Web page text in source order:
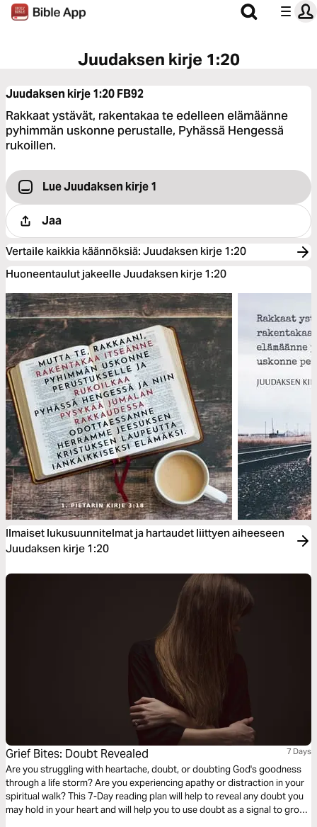
Juudaksen kirje 1:20
Juudaksen kirje 1:20FB92
Rakkaat ystävät, rakentakaa te edelleen elämäänne
pyhimmän uskonne perustalle, Pyhässä Hengessä
rukoillen.
Lue Juudaksen kirje 1
Jaa
Vertaile kaikkia käännöksiä: Juudaksen kirje 1:20
Huoneentaulut jakeelle Juudaksen kirje 1:20
Ilmaiset lukusuunnitelmat ja hartaudet liittyen aiheeseen
Juudaksen kirje 1:20
Grief Bites: Doubt Revealed 7 Days
Are you struggling with heartache, doubt, or doubting God's goodness
through a life storm? Are you experiencing apathy or distraction in your
spiritual walk? This 7-Day reading plan will help to reveal any doubt you
may hold in your heart and will help you to use doubt as a signal to grow